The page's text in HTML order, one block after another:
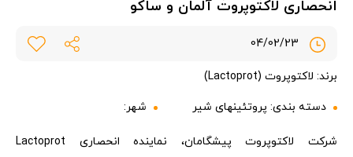
انحصاری لاکتوپروت آلمان و ساکو
برند: لاکتوپروت (Lactoprot)
دسته بندی: پروتئینهای شیر شهر:
شرکت لاکتوپروت پیشگامان، نماینده انحصاری Lactoprot